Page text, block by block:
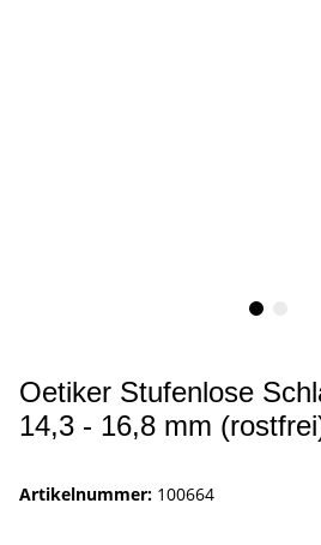
Oetiker Stufenlose
14,3 - 16,8 mm
Artikelnummer: 100664